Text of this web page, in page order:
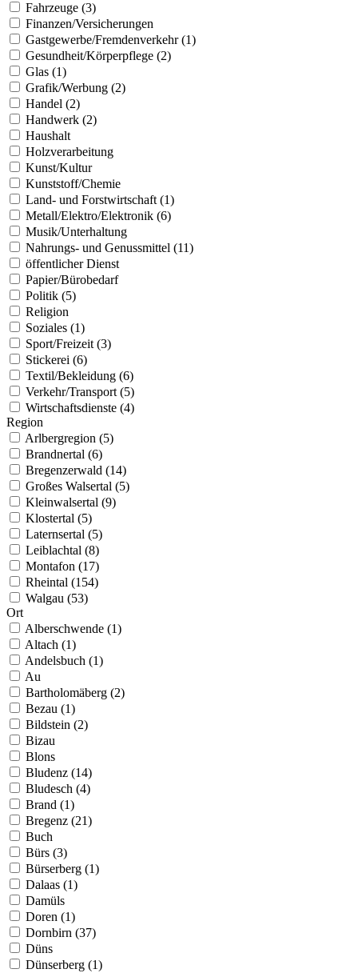
Fahrzeuge (3)
Finanzen/Versicherungen
Gastgewerbe/Fremdenverkehr (1)
Gesundheit/Körperpflege (2)
Glas (1)
Grafik/Werbung (2)
Handel (2)
Handwerk (2)
Haushalt
Holzverarbeitung
Kunst/Kultur
Kunststoff/Chemie
Land- und Forstwirtschaft (1)
Metall/Elektro/Elektronik (6)
Musik/Unterhaltung
Nahrungs- und Genussmittel (11)
öffentlicher Dienst
Papier/Bürobedarf
Politik (5)
Religion
Soziales (1)
Sport/Freizeit (3)
Stickerei (6)
Textil/Bekleidung (6)
Verkehr/Transport (5)
Wirtschaftsdienste (4)
Region
Arlbergregion (5)
Brandnertal (6)
Bregenzerwald (14)
Großes Walsertal (5)
Kleinwalsertal (9)
Klostertal (5)
Laternsertal (5)
Leiblachtal (8)
Montafon (17)
Rheintal (154)
Walgau (53)
Ort
Alberschwende (1)
Altach (1)
Andelsbuch (1)
Au
Bartholomäberg (2)
Bezau (1)
Bildstein (2)
Bizau
Blons
Bludenz (14)
Bludesch (4)
Brand (1)
Bregenz (21)
Buch
Bürs (3)
Bürserberg (1)
Dalaas (1)
Damüls
Doren (1)
Dornbirn (37)
Düns
Dünserberg (1)